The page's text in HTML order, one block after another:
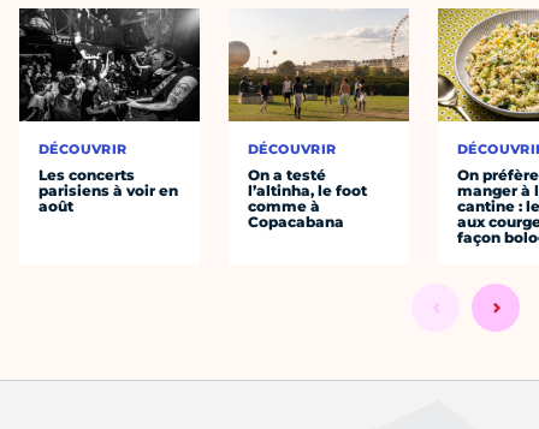
DÉCOUVRIR
Les concerts
parisiens à voir en
août
DÉCOUVRIR
On a testé
l’altinha, le foot
comme à
Copacabana
On préfère
manger à
cantine :
aux
façon